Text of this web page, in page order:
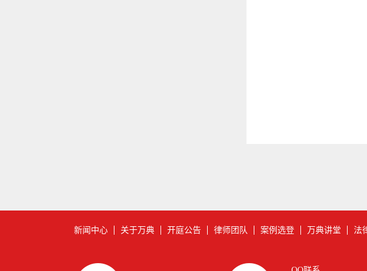
新闻中心 关于万典 开庭公告 律师团队 案例选登 万典讲堂 法